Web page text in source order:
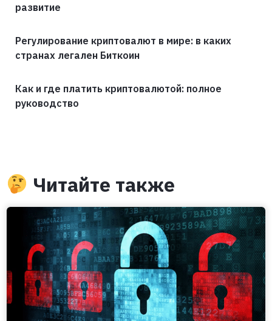
развитие
Регулирование криптовалют в мире: в каких
странах легален Биткоин
Как и где платить криптовалютой: полное
руководство
Читайте также